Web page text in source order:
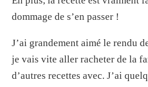
dommage de s’en passer !
J’ai grandement aimé le rendu
je vais vite aller racheter de la
d’autres recettes avec. J’ai